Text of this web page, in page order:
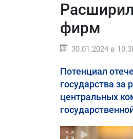
фирм
30.01.2024 в
Потенциал
государства
центральных